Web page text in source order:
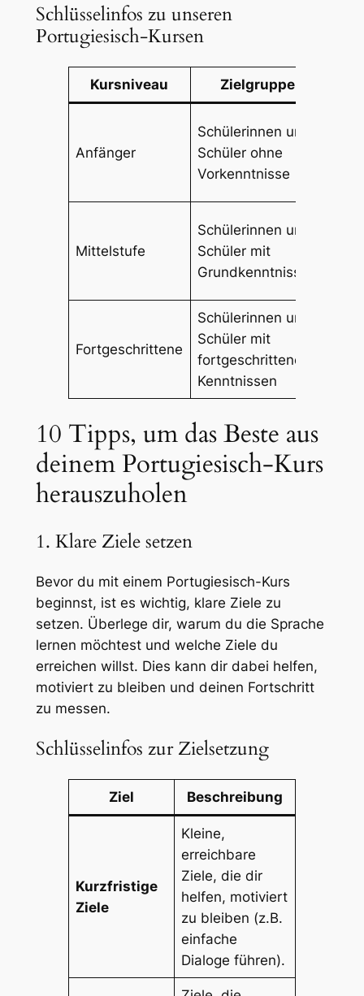
Schlüsselinfos zu unseren
Portugiesisch-Kursen
Kursniveau Zielgruppe
Anfänger
Schülerinnen und
Schüler ohne
Vorkenntnisse
Mittelstufe
Schülerinnen und
Schüler mit
Grundkenntnissen
Fortgeschrittene
Schülerinnen und
Schüler mit
fortgeschrittenen
Kenntnissen
10 Tipps, um das Beste aus
deinem Portugiesisch-Kurs
herauszuholen
1. Klare Ziele setzen
Bevor du mit einem Portugiesisch-Kurs
beginnst, ist es wichtig, klare Ziele zu
setzen. Überlege dir, warum du die Sprache
lernen möchtest und welche Ziele du
erreichen willst. Dies kann dir dabei helfen,
motiviert zu bleiben und deinen Fortschritt
zu messen.
Schlüsselinfos zur Zielsetzung
Ziel Beschreibung
Kurzfristige
Ziele
Kleine,
erreichbare
Ziele, die dir
helfen, motiviert
zu bleiben (z.B.
einfache
Dialoge führen).